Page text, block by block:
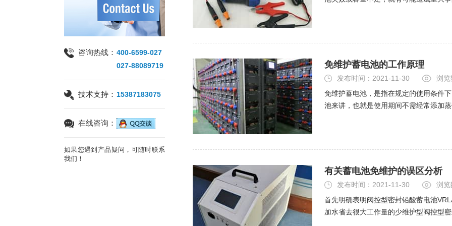
咨询热线： 400-6599-027
027-88089719
技术支持： 15387183075
在线咨询：
如果您遇到产品疑问，可随时联系
我们！
免维护蓄电池的工作原理
发布时间：2021-11-30
浏
免维护蓄电池，是指在规定的使用条件
池来讲，也就是使用期间不需经常添加
有关蓄电池免维护的误区分析
发布时间：2021-11-30
浏
首先明确表明阀控型密封铅酸蓄电池
加水省去很大工作量的少维护型阀控型